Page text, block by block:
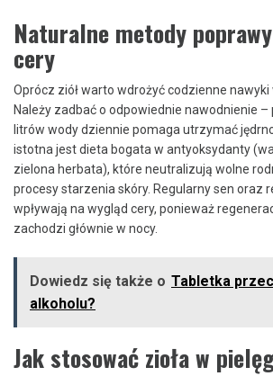
Naturalne metody
cery
Oprócz ziół warto wdrożyć codzienne nawyki
Należy zadbać o odpowiednie nawodnienie
litrów wody dziennie pomaga utrzymać
istotna jest dieta bogata w antyoksydanty
zielona herbata), które neutralizują wolne
procesy starzenia skóry. Regularny sen oraz
wpływają na wygląd cery, ponieważ
zachodzi głównie w nocy.
Dowiedz się także o Tabletka
alkoholu?
Jak stosować zioła w